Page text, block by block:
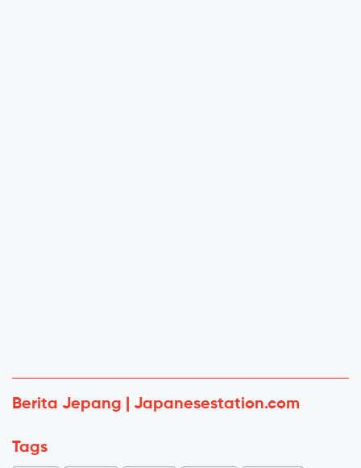
Berita Jepang | Japanesestation.com
Tags